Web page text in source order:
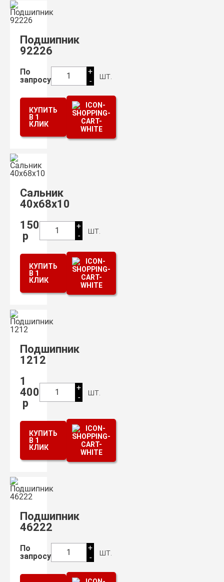
Подшипник
92226
По
запросу
1
+
-
шт.
КУПИТЬ
В 1
КЛИК
Сальник
40х68х10
150
р
1
+
-
шт.
КУПИТЬ
В 1
КЛИК
Подшипник
1212
1
400
р
1
+
-
шт.
КУПИТЬ
В 1
КЛИК
Подшипник
46222
По
запросу
1
+
-
шт.